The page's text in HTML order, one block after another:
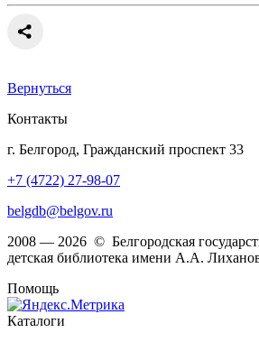
Вернуться
Контакты
г. Белгород, Гражданский проспект 33
+7 (4722) 27-98-07
belgdb@belgov.ru
2008 — 2026 © Белгородская
детская библиотека имени А.А.
Помощь
Каталоги